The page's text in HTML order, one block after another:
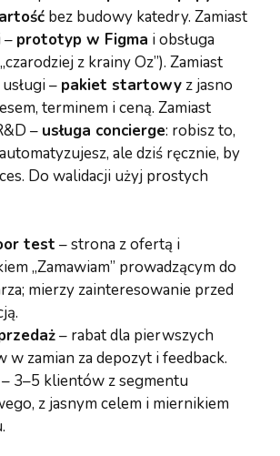
bez budowy katedry. Zamiast
– prototyp w Figma i obsługa
z krainy Oz”). Zamiast
– pakiet startowyz jasno
terminem i ceną. Zamiast
– usługa concierge: robisz to,
ale dziś ręcznie, by
Do walidacji użyj prostych
test – strona z ofertą i
„Zamawiam” prowadzącym do
mierzy zainteresowanie przed
– rabat dla pierwszych
w zamian za depozyt i feedback.
– 3–5 klientów z segmentu
z jasnym celem i miernikiem